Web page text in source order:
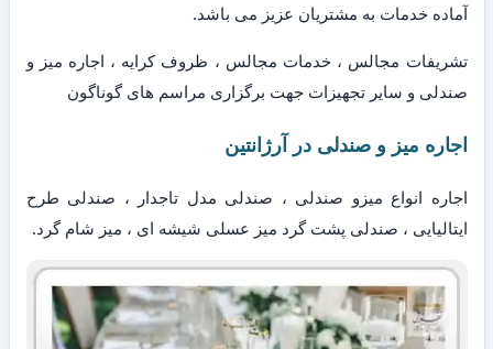
آماده خدمات به مشتریان عزیز می باشد.
تشریفات مجالس ، خدمات مجالس ، ظروف کرایه ، اجاره میز و
صندلی و سایر تجهیزات جهت برگزاری مراسم های گوناگون
اجاره میز و صندلی در آرژانتین
اجاره انواع میزو صندلی ، صندلی مدل تاجدار ، صندلی طرح
ایتالیایی ، صندلی پشت گرد میز عسلی شیشه ای ، میز شام گرد.